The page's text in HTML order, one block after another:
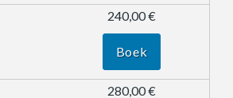
240,00 €
Boek
280,00 €